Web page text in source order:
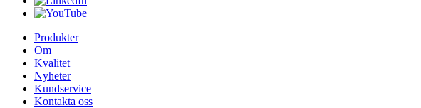
Produkter
Om
Kvalitet
Nyheter
Kundservice
Kontakta oss